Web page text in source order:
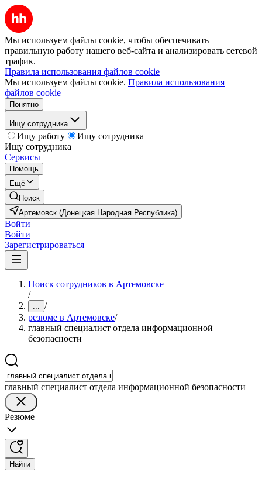
Мы используем файлы cookie, чтобы обеспечивать
правильную работу нашего веб-сайта и анализировать сетевой
трафик.
Правила использования файлов cookie
Мы используем файлы cookie. Правила использования
файлов cookie
Понятно
Ищу сотрудника
Ищу работу
Ищу сотрудника
Ищу сотрудника
Сервисы
Помощь
Ещё
Поиск
Артемовск (Донецкая Народная Республика)
Войти
Войти
Зарегистрироваться
Поиск сотрудников в Артемовске
/
... /
резюме в Артемовске/
главный специалист отдела информационной
безопасности
главный специалист отдела информационной безопасности
Резюме
Найти